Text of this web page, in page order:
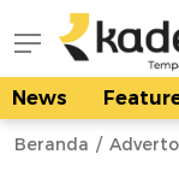
kadera.id
Tempat
News
Beranda